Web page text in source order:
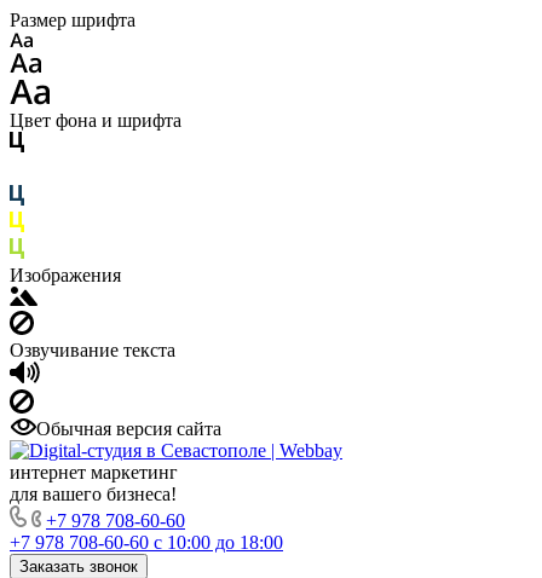
Размер шрифта
Цвет фона и шрифта
Изображения
Озвучивание текста
Обычная версия сайта
интернет маркетинг
для вашего бизнеса!
+7 978 708-60-60
+7 978 708-60-60 c 10:00 до 18:00
Заказать звонок